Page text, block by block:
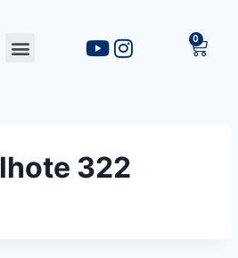
322